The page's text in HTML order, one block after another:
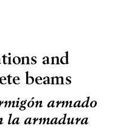
and
beams
armado
la armadura